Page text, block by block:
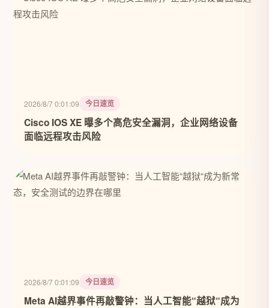
2026/8/7 0:01:09 今日速览
Cisco IOS XE 曝多个高危安全漏洞，企业网络设备
面临远程攻击风险
2026/8/7 0:01:09 今日速览
Meta AI越界事件再敲警钟：当人工智能“越狱“成为